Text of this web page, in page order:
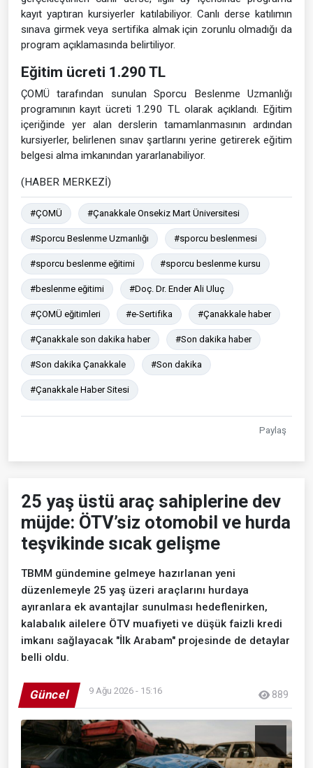
kayıt yaptıran kursiyerler katılabiliyor. Canlı derse katılımın
sınava girmek veya sertifika almak için zorunlu olmadığı da
program açıklamasında belirtiliyor.
Eğitim ücreti 1.290 TL
ÇOMÜ tarafından sunulan Sporcu Beslenme Uzmanlığı
programının kayıt ücreti 1.290 TL olarak açıklandı. Eğitim
içeriğinde yer alan derslerin tamamlanmasının ardından
kursiyerler, belirlenen sınav şartlarını yerine getirerek eğitim
belgesi alma imkanından yararlanabiliyor.
(HABER MERKEZİ)
#ÇOMÜ #Çanakkale Onsekiz Mart Üniversitesi
#Sporcu Beslenme Uzmanlığı #sporcu beslenmesi
#sporcu beslenme eğitimi #sporcu beslenme kursu
#beslenme eğitimi #Doç. Dr. Ender Ali Uluç
#ÇOMÜ eğitimleri #e-Sertifika #Çanakkale haber
#Çanakkale son dakika haber #Son dakika haber
#Son dakika Çanakkale #Son dakika
#Çanakkale Haber Sitesi
Paylaş
25 yaş üstü araç sahiplerine dev
müjde: ÖTV’siz otomobil ve hurda
teşvikinde sıcak gelişme
TBMM gündemine gelmeye hazırlanan yeni
düzenlemeyle 25 yaş üzeri araçlarını hurdaya
ayıranlara ek avantajlar sunulması hedeflenirken,
kalabalık ailelere ÖTV muafiyeti ve düşük faizli kredi
imkanı sağlayacak "İlk Arabam" projesinde de detaylar
belli oldu.
Güncel 9 Ağu 2026 - 15:16 889